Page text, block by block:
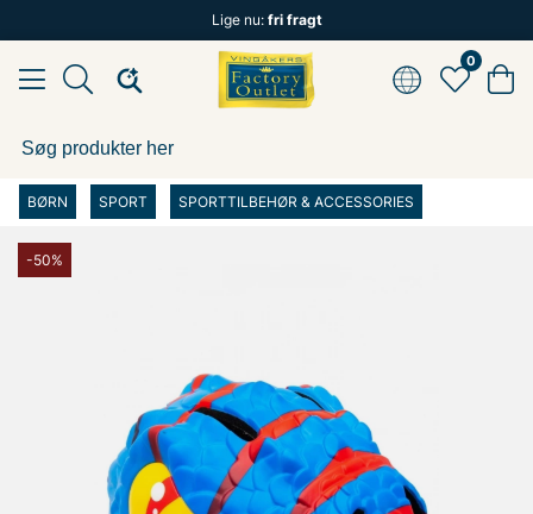
Lige nu: fri fragt
0
BØRN SPORT SPORTTILBEHØR & ACCESSORIES
-50%